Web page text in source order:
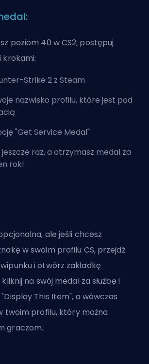
poziom 40 w CS2, postępuj
krokami:
Strike 2 z Steam
nazwisko profilu, które jest pod
"Get Service Medal"
jeszcze raz, a otrzymasz medal za
rok!
ale jeśli chcesz
w swoim profilu CS, przejdź
i otwórz zakładkę
na swój medal za służbę i
This Item", a wówczas
twoim profilu, który można
graczom.